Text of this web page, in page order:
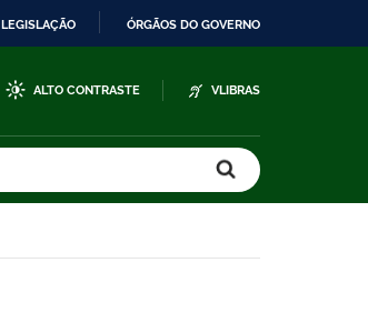
LEGISLAÇÃO ÓRGÃOS DO GOVERNO
ALTO CONTRASTE VLIBRAS